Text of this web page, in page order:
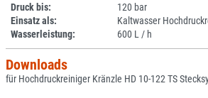
Druck bis:
120 bar
Einsatz als:
Kaltwasser
Wasserleistung:
600 L / h
Downloads
für Hochdruckreiniger Kränzle HD 10-122 TS